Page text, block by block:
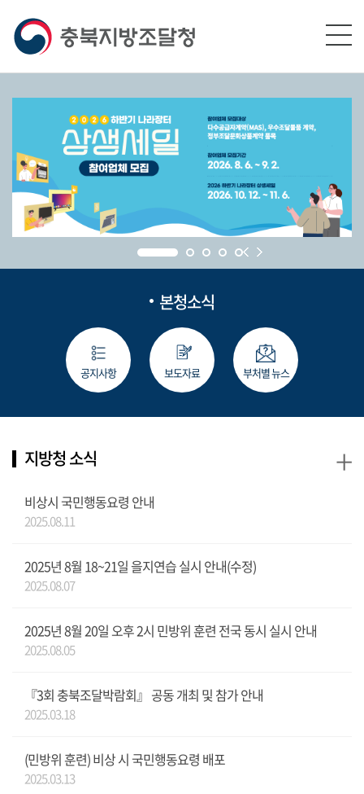
본청소식
공지사항 보도자료 부처별 뉴스
지방청 소식
비상시 국민행동요령 안내
2025.08.11
2025년 8월 18~21일 을지연습 실시 안내(수정)
2025.08.07
2025년 8월 20일 오후 2시 민방위 훈련 전국 동시 실시 안내
2025.08.05
『3회 충북조달박람회』 공동 개최 및 참가 안내
2025.03.18
(민방위 훈련) 비상 시 국민행동요령 배포
2025.03.13
+